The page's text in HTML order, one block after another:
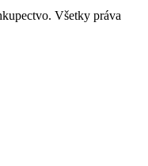
Všetky práva